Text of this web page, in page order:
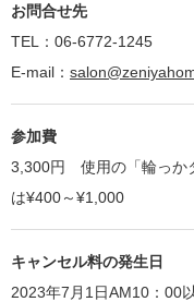
お問合せ先
TEL：06-6772-1245
E-mail：
参加費
3,300円 使用の「輪っか
は¥400～¥1,000
キャンセル料の発生日
2023年7月1日AM10：00